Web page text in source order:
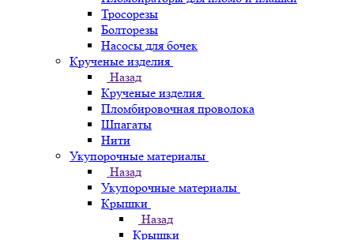
Тросорезы
Болторезы
Насосы для бочек
Крученые изделия
Назад
Крученые изделия
Пломбировочная проволока
Шпагаты
Нити
Укупорочные материалы
Назад
Укупорочные материалы
Крышки
Назад
Крышки